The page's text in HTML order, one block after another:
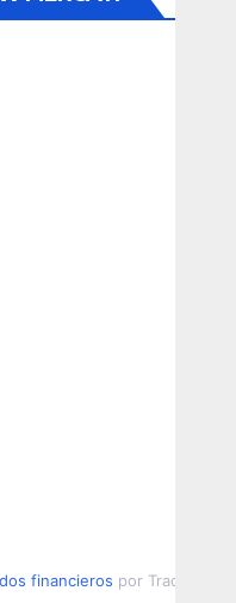
financieros por